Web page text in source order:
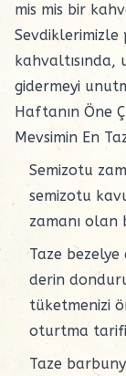
mis mis bir
Sevdiklerimizle
gidermeyi
Haftanın Öne
Mevsimin En
Semizotu
semizotu
zamanı olan
Taze
derin
tüketmenizi
oturtma
Taze